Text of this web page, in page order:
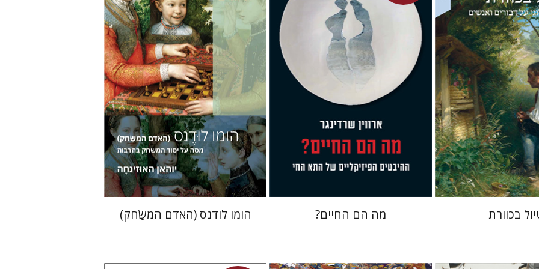
עכשיו בהנחה
$46
$34
בכוורת
אבשלום אליצור
רונה אבירם
עכשיו בהנחה
$23
מה הם החיים?
יניב חג'בי
הנחת אתר ספר מודפס
$40
$36
הומו לודנס (האדם המשַׂחק)